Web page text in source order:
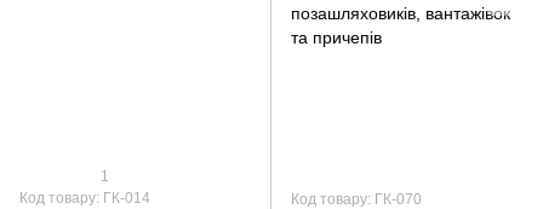
1
Код товару: ГК-014
Код товару: ГК-070